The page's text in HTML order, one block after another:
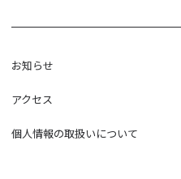
お知らせ
アクセス
個人情報の取扱いについて